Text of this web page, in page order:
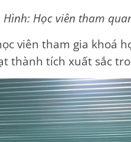
Hình: Học viên tham
viên tham gia khoá
thành tích xuất sắc